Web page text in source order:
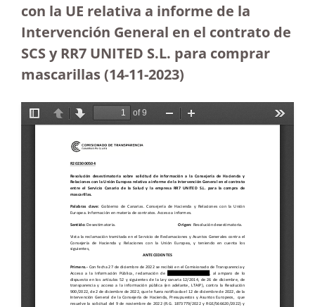
con la UE relativa a informe de la
Intervención General en el contrato de
SCS y RR7 UNITED S.L. para comprar
mascarillas (14-11-2023)